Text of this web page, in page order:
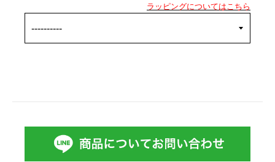
ラッピングについてはこちら